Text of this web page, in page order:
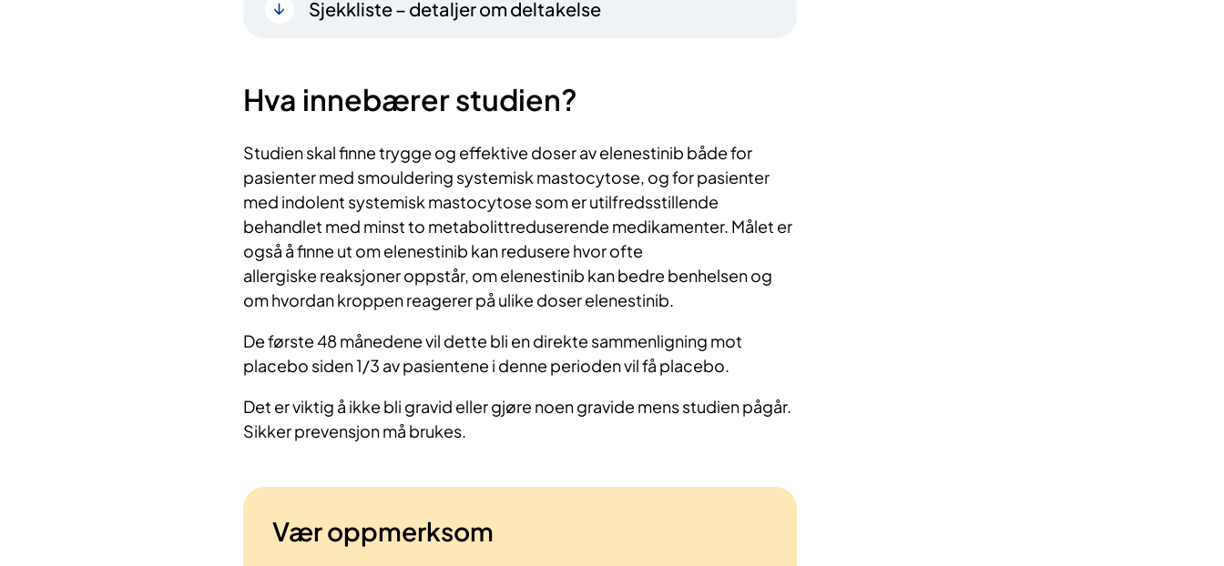
Sjekkliste – detaljer om deltakelse
Hva innebærer studien?
Studien skal finne trygge og effektive doser av elenestinib både for
pasienter med smouldering systemisk mastocytose, og for pasienter
med indolent systemisk mastocytose som er utilfredsstillende
behandlet med minst to metabolittreduserende medikamenter. Målet er
også å finne ut om elenestinib kan redusere hvor ofte
allergiske reaksjoner oppstår, om elenestinib kan bedre benhelsen og
om hvordan kroppen reagerer på ulike doser elenestinib.
De første 48 månedene vil dette bli en direkte sammenligning mot
placebo siden 1/3 av pasientene i denne perioden vil få placebo.
Det er viktig å ikke bli gravid eller gjøre noen gravide mens studien pågår.
Sikker prevensjon må brukes.
Vær oppmerksom